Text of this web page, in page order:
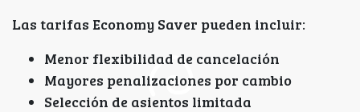
Las tarifas Economy Saver pueden incluir:
Menor flexibilidad de cancelación
Mayores penalizaciones por cambio
Selección de asientos limitada